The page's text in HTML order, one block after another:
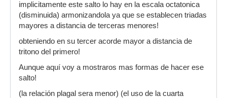
implicitamente este salto lo hay en la escala octatonica
(disminuida) armonizandola ya que se establecen triadas
mayores a distancia de terceras menores!
obteniendo en su tercer acorde mayor a distancia de
tritono del primero!
Aunque aquí voy a mostraros mas formas de hacer ese
salto!
(la relación plagal sera menor) (el uso de la cuarta